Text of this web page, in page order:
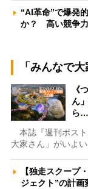
“AI革命”で爆発
か？ 高い競争
「みんなで
《
ん
ら…
本誌『週刊ポスト
大家さん」がいよ
【独走スクープ
ジェクト”の計